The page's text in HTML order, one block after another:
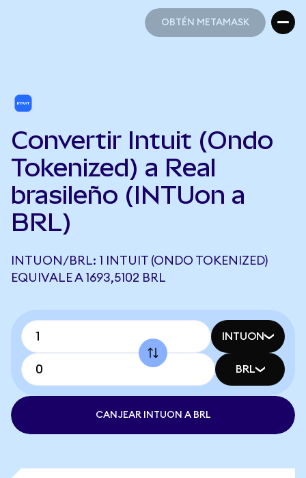
OBTÉN METAMASK
Convertir Intuit (Ondo
Tokenized) a Real
brasileño (INTUon a
BRL)
INTUON/BRL: 1 INTUIT (ONDO TOKENIZED)
EQUIVALE A 1693,5102 BRL
INTUON
BRL
CANJEAR INTUON A BRL